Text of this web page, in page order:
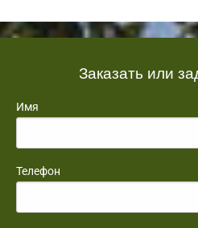
Заказать или
Имя
Телефон